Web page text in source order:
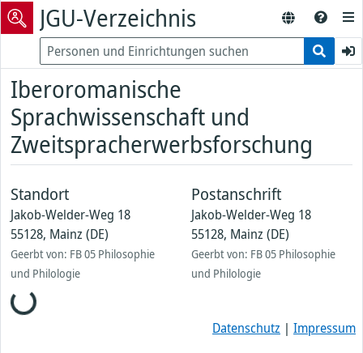
JGU-Verzeichnis
Iberoromanische
Sprachwissenschaft und
Zweitspracherwerbsforschung
Standort
Jakob-Welder-Weg 18
55128, Mainz (DE)
Geerbt von: FB 05 Philosophie
und Philologie
Postanschrift
Jakob-Welder-Weg 18
55128, Mainz (DE)
Geerbt von: FB 05 Philosophie
und Philologie
Datenschutz | Impressum